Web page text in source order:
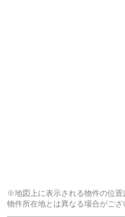
※地図上に表示される物件の位
物件所在地とは異なる場合がござ